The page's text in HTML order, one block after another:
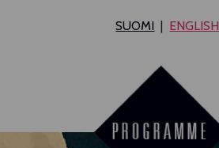
SUOMI ENGLISH